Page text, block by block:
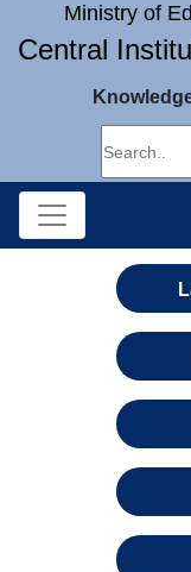
Ministry of
Central